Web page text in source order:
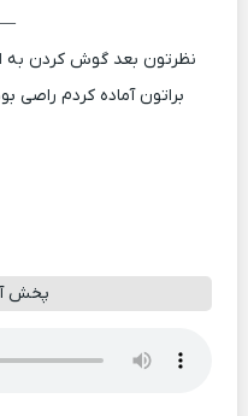
نظرتون بعد گوش کردن به
براتون آماده کردم راصی
پخش